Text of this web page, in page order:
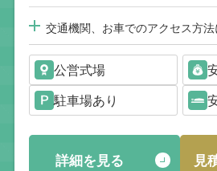
交通機関、お車でのアクセス方
公営式場
駐車場あり
詳細を見る 見